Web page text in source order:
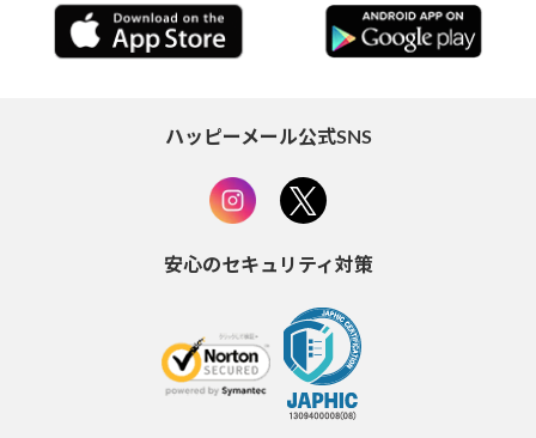
ハッピーメール公式SNS
安心のセキュリティ対策